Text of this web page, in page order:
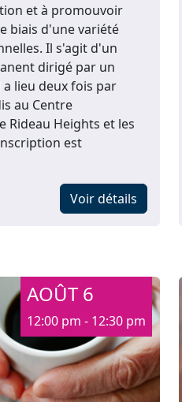
et à promouvoir
biais d'une variété
Il s'agit d'un
dirigé par un
lieu deux fois par
au Centre
Rideau Heights et les
est
Voir détails
AOÛT 6
12:00 pm - 12:30 pm